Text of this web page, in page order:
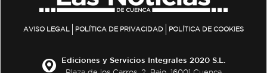
AVISO LEGAL POLÍTICA DE PRIVACIDAD POLÍTICA DE COOKIES
Ediciones y Servicios Integrales 2020 S.L.